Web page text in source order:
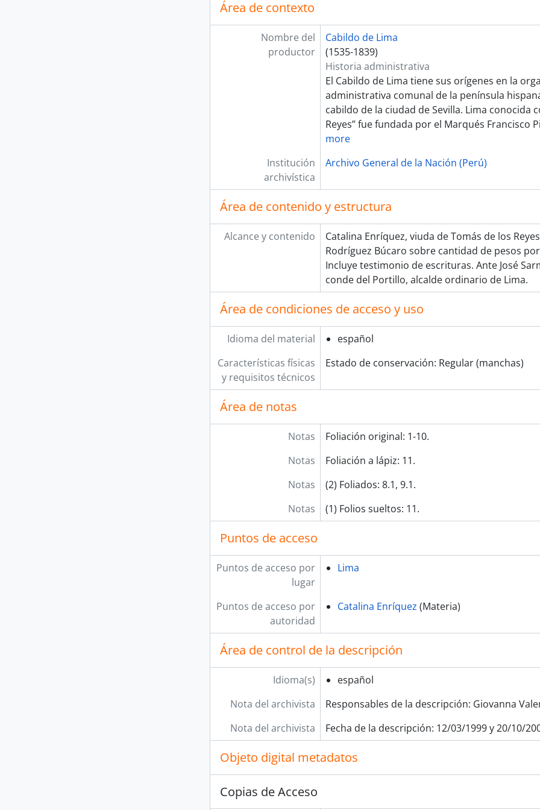
[Unidad de instalación] CAJA 65
[Unidad de instalación] CAJA 66
[Unidad de instalación] CAJA 67
[Unidad de instalación] CAJA 68
[Unidad de instalación] CAJA 69
[Unidad de instalación] CAJA 70
[Unidad de instalación] CAJA 71
[Unidad de instalación] CAJA 72
[Unidad de instalación] CAJA 73
[Unidad de instalación] CAJA 74
[Unidad de instalación] CAJA 75
[Unidad de instalación] CAJA 76
[Unidad de instalación] CAJA 77
[Unidad de instalación] CAJA 78
[Unidad de instalación] CAJA 79
[Unidad de instalación] CAJA 80
[Unidad de instalación] CAJA 81
[Unidad de instalación] CAJA 82
[Serie] CAUSAS CRIMINALES
[Sección] JUZGADO PRIVATIVO DE AGUAS
[Fondo] RENTA DE CORREOS
[Fondo] GUERRA Y MARINA
[Fondo] TRIBUNAL DE MINERÍA
[Fondo] CORTE SUPERIOR DE JUSTICIA
[Fondo] MINISTERIO DE GOBIERNO Y POLICÍA
[Fondo] MINISTERIO DE HACIENDA Y COMERCIO
[Fondo] COMISIÓN NACIONAL DEL SESQUICENTENARIO DE
[Agrupación documental] FONDOS FÁCTICOS
[Agrupación documental] PROTOCOLOS NOTARIALES
[Agrupación documental] COLECCIONES
Área de contexto
Nombre del
productor
Cabildo de Lima
(1535-1839)
Historia administrativa
El Cabildo de Lima tiene sus orígenes en la
administrativa comunal de la península
cabildo de la ciudad de Sevilla. Lima conocida
Reyes” fue fundada por el Marqués Francisco
more
Institución
archivística
Archivo General de la Nación (Perú)
Área de contenido y estructura
Alcance y contenido
Catalina Enríquez, viuda de Tomás de los
Rodríguez Búcaro sobre cantidad de pesos
Incluye testimonio de escrituras. Ante José
conde del Portillo, alcalde ordinario de Lima.
Área de condiciones de acceso y uso
Idioma del material
español
Características físicas
y requisitos técnicos
Estado de conservación: Regular (manchas)
Área de notas
Notas
Foliación original: 1-10.
Notas
Foliación a lápiz: 11.
Notas
(2) Foliados: 8.1, 9.1.
Notas
(1) Folios sueltos: 11.
Puntos de acceso
Puntos de acceso por
lugar
Lima
Puntos de acceso por
autoridad
Catalina Enríquez (Materia)
Área de control de la descripción
Idioma(s)
español
Nota del archivista
Responsables de la descripción: Giovanna
Nota del archivista
Fecha de la descripción: 12/03/1999 y 20/10/
Objeto digital metadatos
Copias de Acceso